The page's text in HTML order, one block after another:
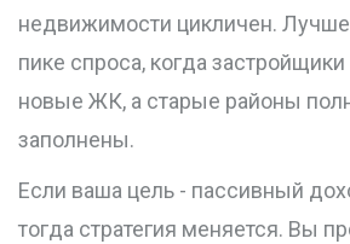
недвижимости цикличен. Лучше
пике спроса, когда застройщики
новые ЖК, а старые районы
заполнены.
Если ваша цель - пассивный
тогда стратегия меняется. Вы